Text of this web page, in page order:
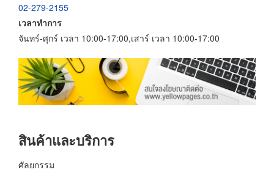
02-279-2155
เวลาทำการ
จันทร์-ศุกร์ เวลา 10:00-17:00,เสาร์ เวลา 10:00-17:00
สินค้าและบริการ
ศัลยกรรม